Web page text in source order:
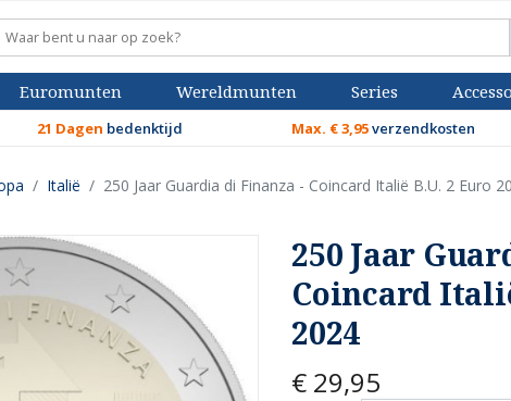
Euromunten Wereldmunten Series
21 Dagen bedenktijd Max. € 3,95verzendkosten
Italië 250 Jaar Guardia di Finanza - Coincard Italië B.U. 2 Euro
250 Jaar
Coincard
2024
€ 29,95